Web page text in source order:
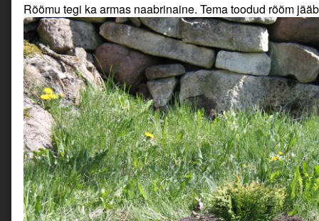
Rõõmu tegi ka armas naabrinaine. Tema toodud rõõm